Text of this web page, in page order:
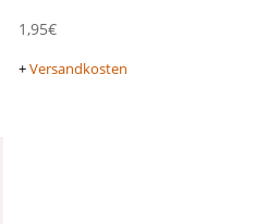
1,95€
+Versandkosten